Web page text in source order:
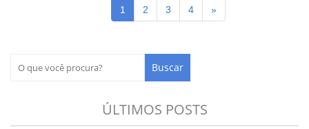
1 2 3 4 »
ÚLTIMOS POSTS